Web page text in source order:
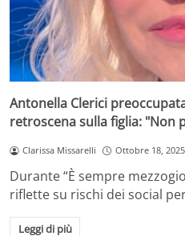
Antonella Clerici
retroscena sulla figlia: "Non
Clarissa Missarelli Ottobre 18, 2025
Durante “È sempre
riflette su rischi dei social
Leggi di più